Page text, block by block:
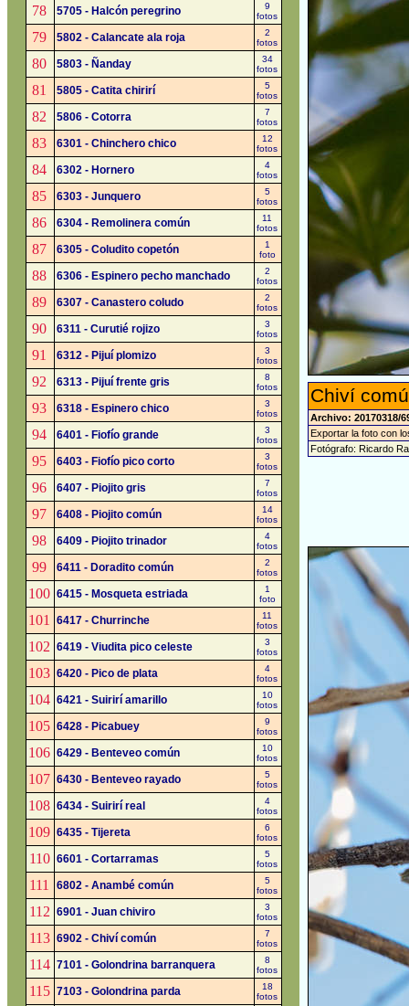
78 5705 - Halcón peregrino
9
fotos
79 5802 - Calancate ala roja
2
fotos
80 5803 - Ñanday
34
fotos
81 5805 - Catita chirirí
5
fotos
82 5806 - Cotorra
7
fotos
83 6301 - Chinchero chico
12
fotos
84 6302 - Hornero
4
fotos
85 6303 - Junquero
5
fotos
86 6304 - Remolinera común
11
fotos
87 6305 - Coludito copetón
1
foto
88 6306 - Espinero pecho manchado
2
fotos
89 6307 - Canastero coludo
2
fotos
90 6311 - Curutié rojizo
3
fotos
91 6312 - Pijuí plomizo
3
fotos
92 6313 - Pijuí frente gris
8
fotos
93 6318 - Espinero chico
3
fotos
94 6401 - Fiofío grande
3
fotos
95 6403 - Fiofío pico corto
3
fotos
96 6407 - Piojito gris
7
fotos
97 6408 - Piojito común
14
fotos
98 6409 - Piojito trinador
4
fotos
99 6411 - Doradito común
2
fotos
100 6415 - Mosqueta estriada
1
foto
101 6417 - Churrinche
11
fotos
102 6419 - Viudita pico celeste
3
fotos
103 6420 - Pico de plata
4
fotos
104 6421 - Suirirí amarillo
10
fotos
105 6428 - Picabuey
9
fotos
106 6429 - Benteveo común
10
fotos
107 6430 - Benteveo rayado
5
fotos
108 6434 - Suirirí real
4
fotos
109 6435 - Tijereta
6
fotos
110 6601 - Cortarramas
5
fotos
111 6802 - Anambé común
5
fotos
112 6901 - Juan chiviro
3
fotos
113 6902 - Chiví común
7
fotos
114 7101 - Golondrina barranquera
8
fotos
115 7103 - Golondrina parda
18
fotos
Chiví
Archivo: 20170318/
Exportar la foto con
Fotógrafo: Ricardo